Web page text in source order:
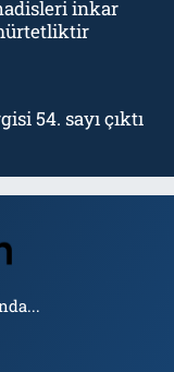
inkar
54. sayı çıktı